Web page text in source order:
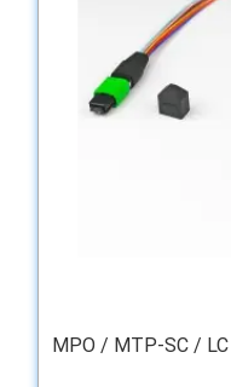
MPO / MTP-SC / LC